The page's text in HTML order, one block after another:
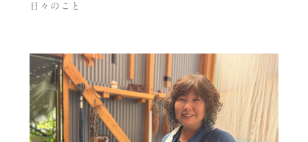
日々のこと